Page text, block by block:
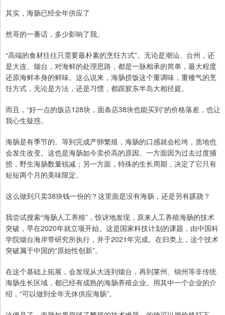
其实，海肠已经全年供应了
然哥的一番话，多少影响了我。
“高端的食材往往只需要最朴素的烹饪方式”。无论是潮汕、台州，还
是大连、烟台，对海鲜的处理思路，都是一脉相承的简单，最大程度
还原海鲜本身的鲜味。这么说来，海肠捞饭这个重调味，重镬气的烹
饪方式，无论是方法，还是习惯，都跟胶东半岛大相径庭。
而且，“好一点的饭店128块，面条店38块也能买到”的价格落差，也让
我心生疑惑。
海肠是有季节的。等到完成产卵繁殖，海肠的口感就会松垮，质地也
会发生改变。这也是海肠如今卖价高的原因。一方面因为过去过度捕
捞，野生海肠数量锐减；另一方面，特殊的生长周期，决定了它只有
短短两个月的美味限定。
这么做到只卖38块钱一份的？这里面是没有海肠，还是另有蹊跷？
我尝试搜索“海肠人工养殖”，惊讶地发现，原来人工养殖海肠的技术
突破，早在2020年就立项开始。这是国家科技计划的课题，由中国科
学院烟台海岸带研究所执行，并于2021年完成。在归类上，这个技术
突破属于中国的“原始性创新”。
在这个基础上拓展，会发现从大连到烟台，再到莱州、锦州等非传统
海肠生长区域，都已经有成熟的海肠养殖企业。用其中一个企业的介
绍，“可以做到全年无休供应海肠”。